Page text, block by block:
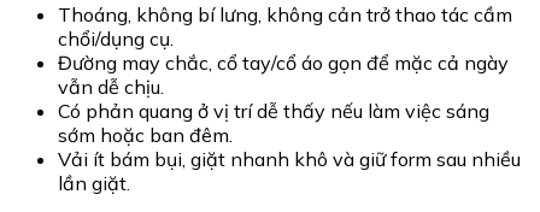
Thoáng, không bí lưng, không cản trở thao tác cầm
chổi/dụng cụ.
Đường may chắc, cổ tay/cổ áo gọn để mặc cả ngày
vẫn dễ chịu.
Có phản quang ở vị trí dễ thấy nếu làm việc sáng
sớm hoặc ban đêm.
Vải ít bám bụi, giặt nhanh khô và giữ form sau nhiều
lần giặt.